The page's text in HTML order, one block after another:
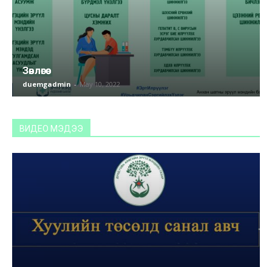
Зөвлөгөө
duemgadmin - May 10, 2022
ВИДЕО МЭДЭЭ